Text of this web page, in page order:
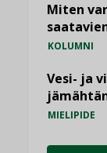
Miten
KOLUMNI
Vesi- ja
MIELIPIDE